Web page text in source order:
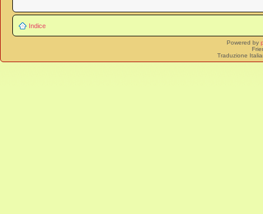
Indice
Powered by
Traduzione